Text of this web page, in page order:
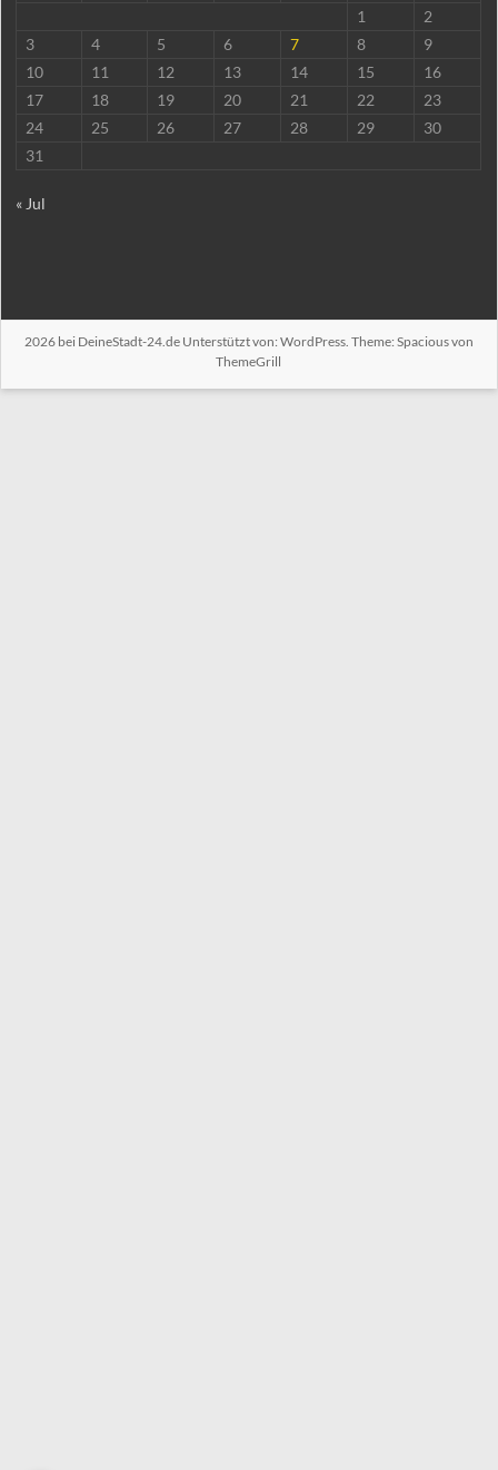
1
2
3
4 5 6 7 8
9
10
11 12 13 14 15
16
17
18 19 20 21 22
23
24
25 26 27 28 29
30
31
« Jul
2026 bei DeineStadt-24.deUnterstützt von: WordPress. Theme: Spacious von
ThemeGrill